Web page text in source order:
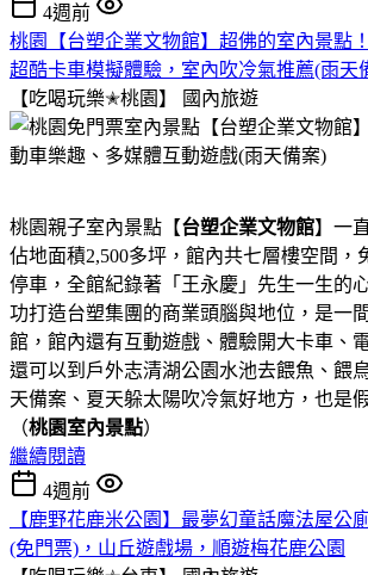
4週前
桃園【台塑企業文物館】超佛的室內景點
超酷卡車模擬體驗，室內吹冷氣推薦(雨天
【吃喝玩樂✭桃園】
國內旅遊
桃園親子室內景點【台塑企業文物館】一
佔地面積2,500多坪，館內共七層樓空間，
停車，全館紀錄著「王永慶」先生一生的
功打造台塑集團的商業頭腦與地位，是一
館，館內還有互動遊戲、體驗開大卡車、
還可以到戶外志清湖公園水池去餵魚、餵
天備案、夏天躲太陽吹冷氣好地方，也是
（桃園室內景點）
繼續閱讀
4週前
【鹿野花鹿米公園】最夢幻童話魔法屋公
(免門票)，山丘遊戲場，順遊梅花鹿公園